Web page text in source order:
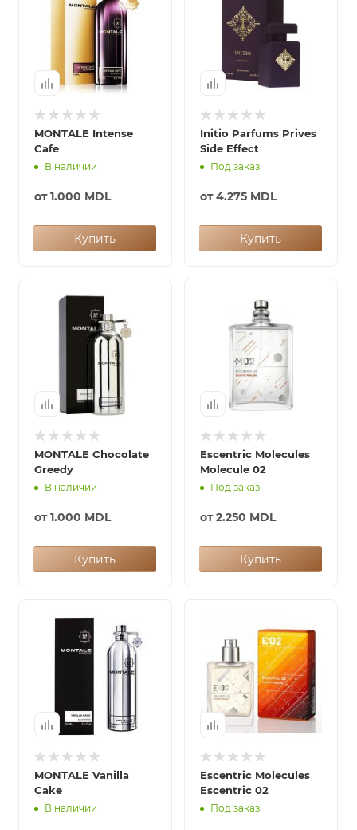
MONTALE Intense
Cafe
В наличии
от1.000 MDL
Купить
Initio Parfums Prives
Side Effect
Под заказ
от4.275 MDL
Купить
MONTALE Chocolate
Greedy
В наличии
от1.000 MDL
Купить
Escentric Molecules
Molecule 02
Под заказ
от2.250 MDL
Купить
MONTALE Vanilla
Cake
В наличии
Escentric Molecules
Escentric 02
Под заказ